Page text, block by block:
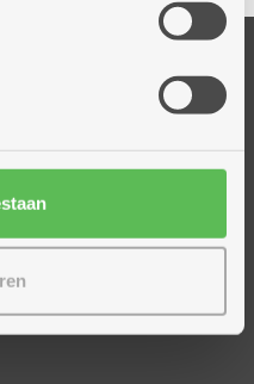
combineren met andere